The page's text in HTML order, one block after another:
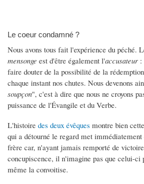
Le coeur condamné ?
Nous avons tous fait l'expérience du péché.
mensonge est d'être également l'accusateur :
faire douter de la possibilité de la
chaque instant nos chutes. Nous devenons
soupçon", c'est à dire que nous ne croyons
puissance de l'Évangile et du Verbe.
L'histoire des deux évêques montre bien
qui a détourné le regard met immédiatement
frère car, n'ayant jamais remporté de
concupiscence, il n'imagine pas que celui-ci
même la convoitise.